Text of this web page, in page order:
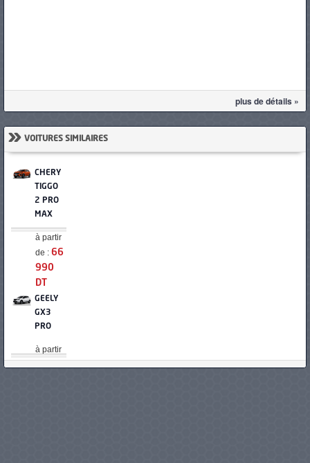
plus de détails »
» VOITURES SIMILAIRES
CHERY
TIGGO
2 PRO
MAX
à partir
de : 66
990
DT
GEELY
GX3
PRO
à partir